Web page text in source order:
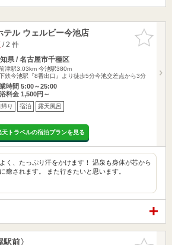
お気に入
りに追加
テル ウェルビー今池店
/ 2 件
県 / 名古屋市千種区
前津駅3.03km 今池駅380m
鉄今池駅『8番出口』より徒歩5分今池交差点から3分
時間 5:00～25:00
料金 1,500円～
帰り 宿泊 露天風呂
天トラベルの宿泊プランを見る
く、たっぷり汗をかけます！ 温泉も身体が芯から
癒されます。 また行きたいと思います。
お気に入
前〉